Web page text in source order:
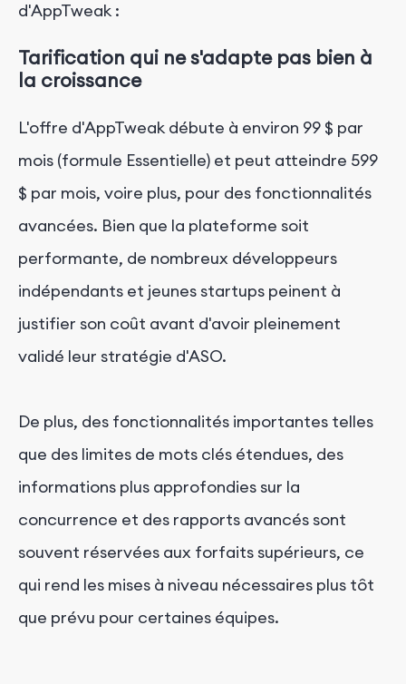
d'AppTweak :
Tarification qui ne s'adapte pas bien à
la croissance
L'offre d'AppTweak débute à environ 99 $ par
mois (formule Essentielle) et peut atteindre 599
$ par mois, voire plus, pour des fonctionnalités
avancées. Bien que la plateforme soit
performante, de nombreux développeurs
indépendants et jeunes startups peinent à
justifier son coût avant d'avoir pleinement
validé leur stratégie d'ASO.
De plus, des fonctionnalités importantes telles
que des limites de mots clés étendues, des
informations plus approfondies sur la
concurrence et des rapports avancés sont
souvent réservées aux forfaits supérieurs, ce
qui rend les mises à niveau nécessaires plus tôt
que prévu pour certaines équipes.